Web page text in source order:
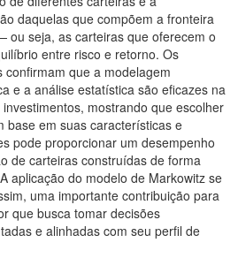
daquelas que compõem a fronteira
ou seja, as carteiras que oferecem o
entre risco e retorno. Os
confirmam que a modelagem
e a análise estatística são eficazes na
mostrando que escolher
base em suas características e
pode proporcionar um desempenho
de carteiras construídas de forma
aplicação do modelo de Markowitz se
uma importante contribuição para
que busca tomar decisões
e alinhadas com seu perfil de